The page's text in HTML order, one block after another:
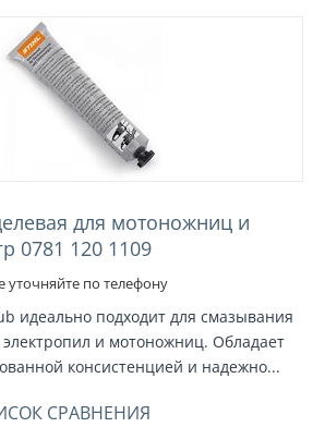
для мотоножниц и
0781 120 1109
уточняйте по телефону
идеально подходит для смазывания
и мотоножниц. Обладает
консистенцией и надежно...
СРАВНЕНИЯ